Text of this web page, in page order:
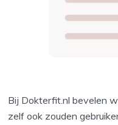
Bij Dokterfit.nl bevelen
zelf ook zouden